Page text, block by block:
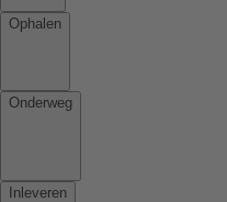
Ophalen
Onderweg
Inleveren